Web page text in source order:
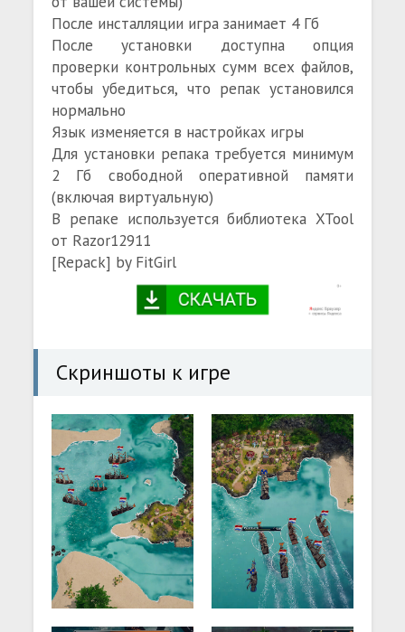
После инсталляции игра занимает 4 Гб
После установки доступна опция
проверки контрольных сумм всех файлов,
чтобы убедиться, что репак установился
нормально
Язык изменяется в настройках игры
Для установки репака требуется минимум
2 Гб свободной оперативной памяти
(включая виртуальную)
В репаке используется библиотека XTool
от Razor12911
[Repack] by FitGirl
Скриншоты к игре